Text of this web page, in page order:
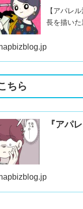
【アパレ
長を描いた
ちら
『アパ